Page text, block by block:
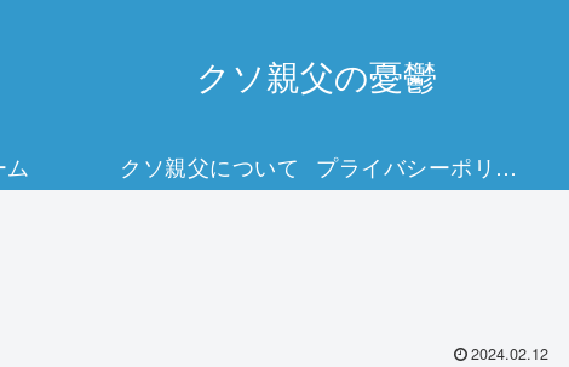
クソ親父の憂鬱
ム クソ親父について プライバシーポリシー
2024.02.12